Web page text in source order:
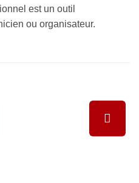
est un outil
ou organisateur.